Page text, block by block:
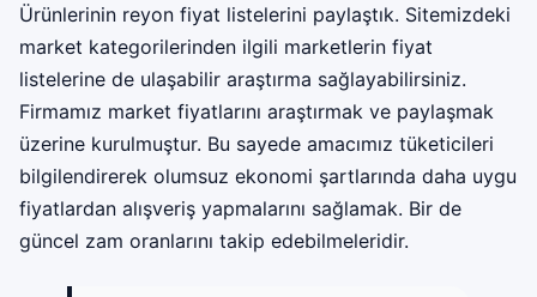
Ürünlerinin reyon fiyat listelerini paylaştık. Sitemizdeki
market kategorilerinden ilgili marketlerin fiyat
listelerine de ulaşabilir araştırma sağlayabilirsiniz.
Firmamız market fiyatlarını araştırmak ve paylaşmak
üzerine kurulmuştur. Bu sayede amacımız tüketicileri
bilgilendirerek olumsuz ekonomi şartlarında daha uygu
fiyatlardan alışveriş yapmalarını sağlamak. Bir de
güncel zam oranlarını takip edebilmeleridir.